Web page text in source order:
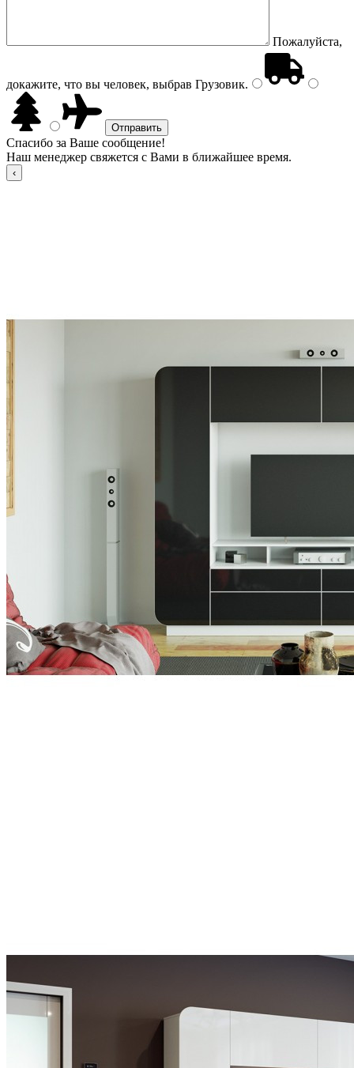
Пожалуйста,
докажите, что вы человек, выбрав Грузовик.
Спасибо за Ваше сообщение!
Наш менеджер свяжется с Вами в ближайшее время.